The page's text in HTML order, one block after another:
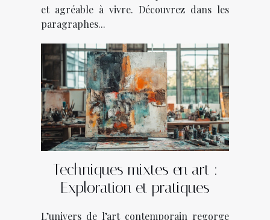
et agréable à vivre. Découvrez dans les
paragraphes...
Techniques mixtes en art :
Exploration et pratiques
L’univers de l’art contemporain regorge